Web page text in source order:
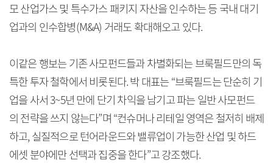
모 산업가스 및 특수가스 패키지 자산을 인수하는 등 국내 대기
업과의 인수합병(M&A) 거래도 확대해오고 있다.
이같은 행보는 기존 사모펀드들과 차별화되는 브룩필드만의 독
특한 투자 철학에서 비롯된다. 박 대표는 “브룩필드는 단순히 기
업을 사서 3~5년 만에 단기 차익을 남기고 파는 일반 사모펀드
의 전략을 쓰지 않는다”며 “컨슈머나 리테일 영역은 철저히 배제
하고, 실질적으로 턴어라운드와 밸류업이 가능한 산업 및 하드
에셋 분야에만 선택과 집중을 한다”고 강조했다.